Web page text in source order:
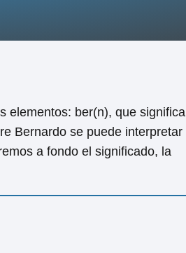
elementos: ber(n), que significa
Bernardo se puede interpretar
a fondo el significado, la